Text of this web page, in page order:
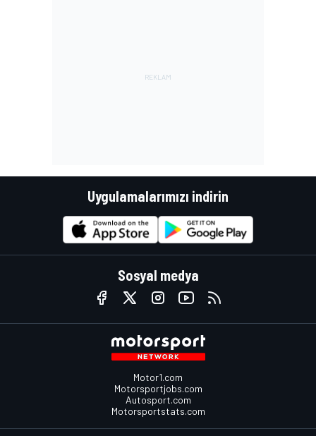
Uygulamalarımızı indirin
Sosyal medya
Motor1.com
Motorsportjobs.com
Autosport.com
Motorsportstats.com